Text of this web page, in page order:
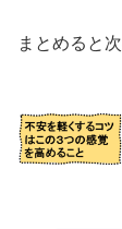
まとめると